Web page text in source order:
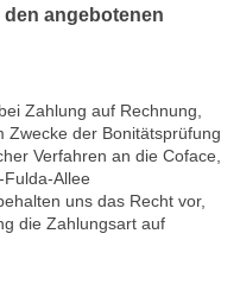
angebotenen
Zahlung auf Rechnung,
Zwecke der Bonitätsprüfung
Verfahren an die Coface,
Fulda-Allee
uns das Recht vor,
die Zahlungsart auf